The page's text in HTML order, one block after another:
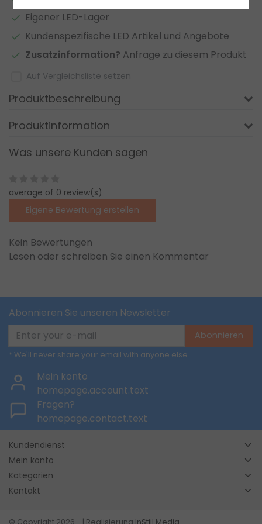
Eigener LED-Lager
Kundenspezifische LED Artikel und Angebote
Zusatzinformation? Anfrage zu diesem Produkt
Auf Vergleichsliste setzen
Produktbeschreibung
Produktinformation
Was unsere Kunden sagen
average of 0 review(s)
Eigene Bewertung erstellen
Kein Bewertungen
Lesen oder schreiben Sie einen Kommentar
Abonnieren Sie unseren Newsletter
Abonnieren
* We'll never share your email with anyone else.
Mein konto
homepage.account.text
Fragen?
homepage.contact.text
Kundendienst
Mein konto
Kategorien
Kontakt
© Copyright 2026 - | Realisierung InStijl Media